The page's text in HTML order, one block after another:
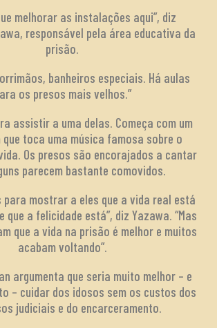
melhorar as instalações aqui”, diz
responsável pela área educativa da
prisão.
banheiros especiais. Há aulas
os presos mais velhos.”
assistir a uma delas. Começa com um
que toca uma música famosa sobre o
Os presos são encorajados a cantar
parecem bastante comovidos.
para mostrar a eles que a vida real está
a felicidade está”, diz Yazawa. “Mas
que a vida na prisão é melhor e muitos
acabam voltando”.
argumenta que seria muito melhor – e
– cuidar dos idosos sem os custos dos
judiciais e do encarceramento.